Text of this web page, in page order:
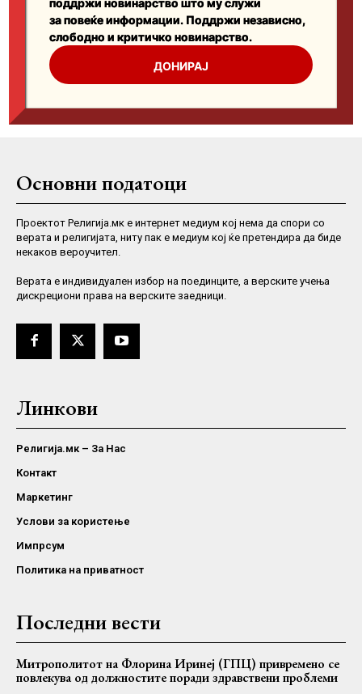
Основни податоци
Проектот Религија.мк е интернет медиум кој нема да спори со
верата и религијата, ниту пак е медиум кој ќе претендира да биде
некаков вероучител.
Верaта е индивидуален избор на поединците, а верските учења
дискрециони права на верските заедници.
Линкови
Религија.мк – За Нас
Контакт
Маркетинг
Услови за користење
Импрсум
Политика на приватност
Последни вести
Митрополитот на Флорина Иринеј (ГПЦ) привремено се
повлекува од должностите поради здравствени проблеми